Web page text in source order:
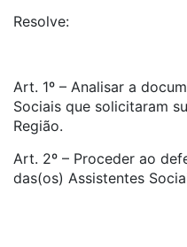
Resolve:
Art. 1º – Analisar a
Sociais que solicitaram
Região.
Art. 2º – Proceder ao
das(os) Assistentes